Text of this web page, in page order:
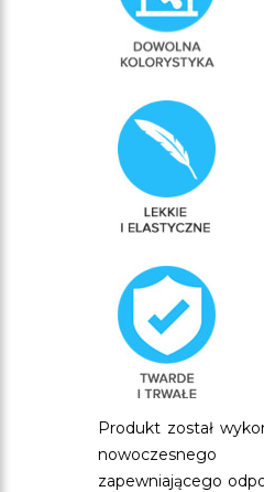
Produkt został
zapewniającego